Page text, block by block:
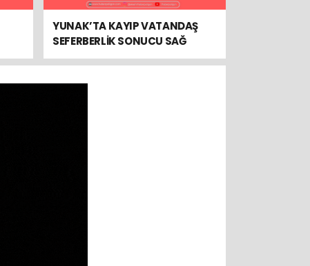
YUNAK’TA KAYIP VATANDAŞ
SEFERBERLİK SONUCU SAĞ
OLARAK BULUNDU